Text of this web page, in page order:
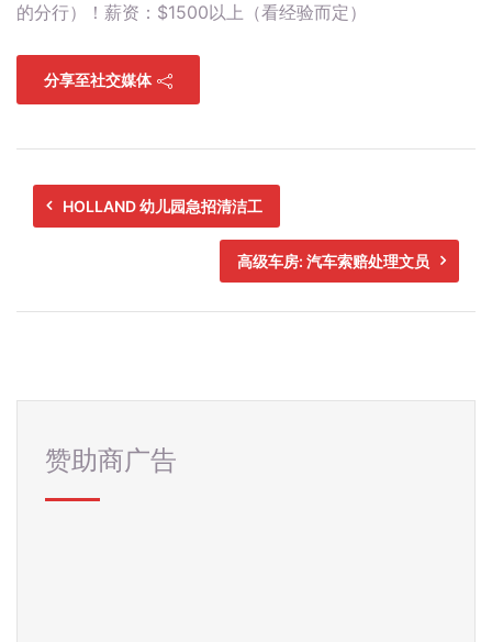
的分行）！薪资：$1500以上（看经验而定）
分享至社交媒体
HOLLAND 幼儿园急招清洁工
高级车房: 汽车索赔处理文员
赞助商广告